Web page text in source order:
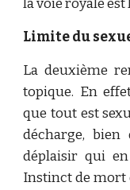
la voie royale est
Limite du
La deuxième
topique. En
que tout est
décharge,
déplaisir qui
Instinct de mort